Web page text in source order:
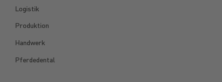
Logistik
Produktion
Handwerk
Pferdedental